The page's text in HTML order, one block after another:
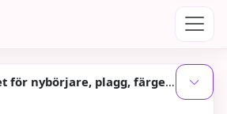
färger och styling - med fokus på maskeraddrakter